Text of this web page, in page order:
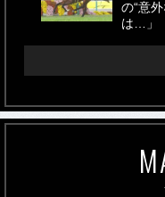
の“意
は…」